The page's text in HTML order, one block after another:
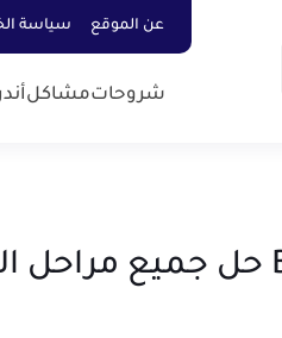
عن الموقع سياسة
شروحاتمشاكل